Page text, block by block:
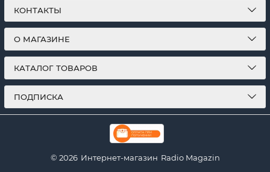
КОНТАКТЫ
О МАГАЗИНЕ
КАТАЛОГ ТОВАРОВ
ПОДПИСКА
© 2026 Интернет-магазин Radio Magazin